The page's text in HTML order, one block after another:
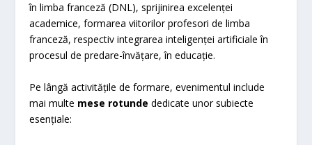
în limba franceză (DNL), sprijinirea excelenței
academice, formarea viitorilor profesori de limba
franceză, respectiv integrarea inteligenței artificiale în
procesul de predare-învățare, în educație.
Pe lângă activitățile de formare, evenimentul include
mai multe mese rotunde dedicate unor subiecte
esențiale: